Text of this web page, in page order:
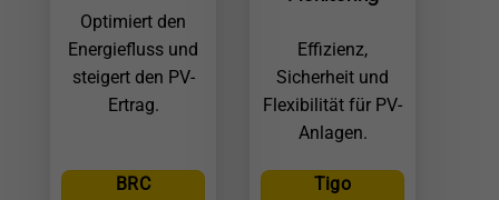
Optimiert den
Energiefluss und
steigert den PV-
Ertrag.
BRC
Effizienz,
Sicherheit und
Flexibilität für PV-
Anlagen.
Tigo